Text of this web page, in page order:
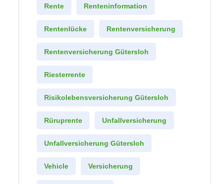
Rente Renteninformation
Rentenlücke Rentenversicherung
Rentenversicherung Gütersloh
Riesterrente
Risikolebensversicherung Gütersloh
Rüruprente Unfallversicherung
Unfallversicherung Gütersloh
Vehicle Versicherung